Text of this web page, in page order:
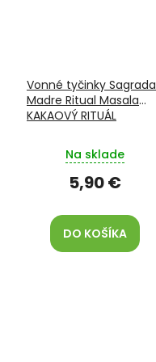
Vonné tyčinky Sagrada
Madre Ritual Masala
KAKAOVÝ RITUÁL
Na sklade
5,90 €
DO KOŠÍKA